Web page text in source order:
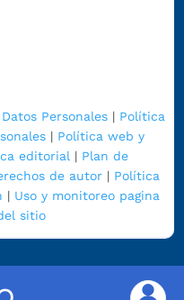
Personales| Política
| Política web y
editorial | Plan de
de autor| Política
| Uso y monitoreo pagina
sitio